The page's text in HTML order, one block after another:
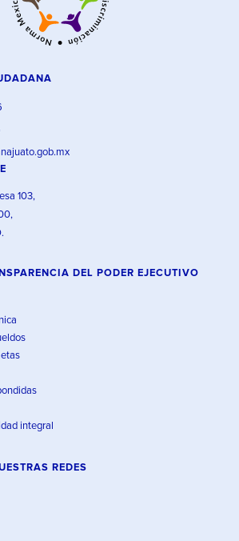
103,
DEL PODER EJECUTIVO
integral
REDES